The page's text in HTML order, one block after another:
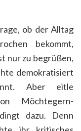
ob der Alltag
bekommt,
nur zu begrüßen,
demokratisiert
Aber eitle
Möchtegern-
dazu. Denn